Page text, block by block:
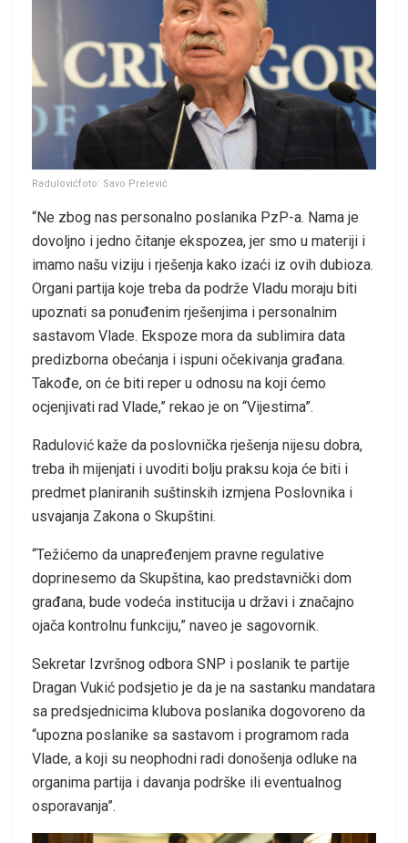
Radulovićfoto: Savo Prelević
“Ne zbog nas personalno poslanika PzP-a. Nama je
dovoljno i jedno čitanje ekspozea, jer smo u materiji i
imamo našu viziju i rješenja kako izaći iz ovih dubioza.
Organi partija koje treba da podrže Vladu moraju biti
upoznati sa ponuđenim rješenjima i personalnim
sastavom Vlade. Ekspoze mora da sublimira data
predizborna obećanja i ispuni očekivanja građana.
Takođe, on će biti reper u odnosu na koji ćemo
ocjenjivati rad Vlade,” rekao je on “Vijestima”.
Radulović kaže da poslovnička rješenja nijesu dobra,
treba ih mijenjati i uvoditi bolju praksu koja će biti i
predmet planiranih suštinskih izmjena Poslovnika i
usvajanja Zakona o Skupštini.
“Težićemo da unapređenjem pravne regulative
doprinesemo da Skupština, kao predstavnički dom
građana, bude vodeća institucija u državi i značajno
ojača kontrolnu funkciju,” naveo je sagovornik.
Sekretar Izvršnog odbora SNP i poslanik te partije
Dragan Vukić podsjetio je da je na sastanku mandatara
sa predsjednicima klubova poslanika dogovoreno da
“upozna poslanike sa sastavom i programom rada
Vlade, a koji su neophodni radi donošenja odluke na
organima partija i davanja podrške ili eventualnog
osporavanja”.